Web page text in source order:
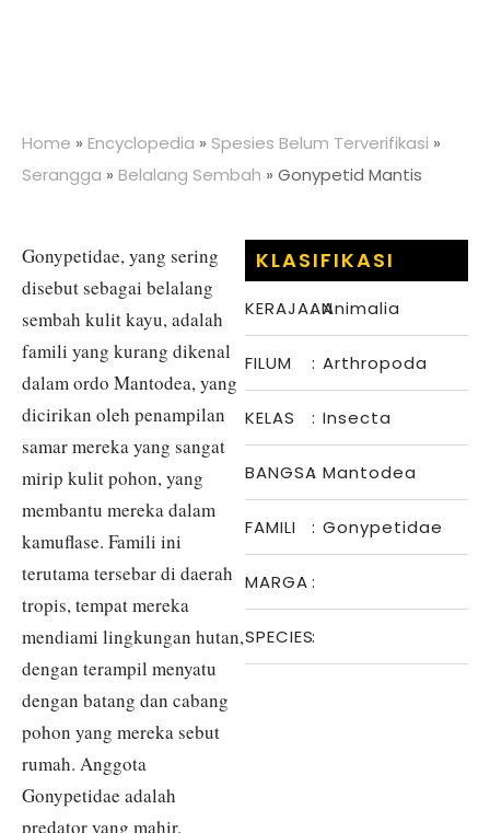
Home » Encyclopedia » Spesies Belum Terverifikasi »
Serangga » Belalang Sembah » Gonypetid Mantis
KLASIFIKASI
KERAJAAN
: Animalia
FILUM : Arthropoda
KELAS : Insecta
BANGSA: Mantodea
FAMILI : Gonypetidae
MARGA:
SPECIES:
Gonypetidae, yang sering
disebut sebagai belalang
sembah kulit kayu, adalah
famili yang kurang dikenal
dalam ordo Mantodea, yang
dicirikan oleh penampilan
samar mereka yang sangat
mirip kulit pohon, yang
membantu mereka dalam
kamuflase. Famili ini
terutama tersebar di daerah
tropis, tempat mereka
mendiami lingkungan hutan,
dengan terampil menyatu
dengan batang dan cabang
pohon yang mereka sebut
rumah. Anggota
Gonypetidae adalah
predator yang mahir,